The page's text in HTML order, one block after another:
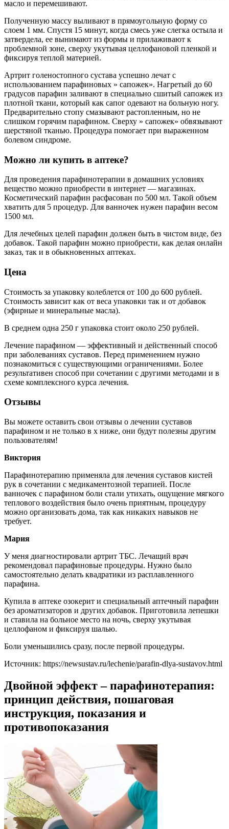
масло и перемешивают.
Полученную массу выливают в прямоугольную форму со
слоем 1 мм. Спустя 15 минут, когда смесь уже слегка остыла и
затвердела, ее вынимают из формы и прилаживают к
проблемной зоне, сверху укутывая целлофановой пленкой и
фиксируя теплой материей.
Артрит голеностопного сустава успешно лечат с
использованием парафиновых » сапожек». Нагретый до 60
градусов парафин заливают в специально сшитый сапожек из
плотной ткани, который как сапог одевают на больную ногу.
Предварительно стопу смазывают растопленным, но не
слишком горячим парафином. Сверху » сапожек» обвязывают
шерстяной тканью. Процедура помогает при выраженном
болевом синдроме.
Можно ли купить в аптеке?
Для проведения парафинотерапии в домашних условиях
вещество можно приобрести в интернет — магазинах.
Косметический парафин расфасован по 500 мл. Такой объем
хватить для 5 процедур. Для ванночек нужен парафин весом
1500 мл.
Для лечебных целей парафин должен быть в чистом виде, без
добавок. Такой парафин можно приобрести, как делая онлайн
заказ, так и в обыкновенных аптеках.
Цена
Стоимость за упаковку колеблется от 100 до 600 рублей.
Стоимость зависит как от веса упаковки так и от добавок
(эфирные и минеральные масла).
В среднем одна 250 г упаковка стоит около 250 рублей.
Лечение парафином — эффективный и действенный способ
при заболеваниях суставов. Перед применением нужно
познакомиться с существующими ограничениями. Более
результативен способ при сочетании с другими методами и в
схеме комплексного курса лечения.
Отзывы
Вы можете оставить свои отзывы о лечении суставов
парафином и не только в х ниже, они будут полезны другим
пользователям!
Виктория
Парафинотерапию применяла для лечения суставов кистей
рук в сочетании с медикаментозной терапией. После
ванночек с парафином боли стали утихать, ощущение мягкого
теплового воздействия было очень приятным, процедуру
можно организовать дома, так как никаких навыков не
требует.
Мария
У меня диагностировали артрит ТБС. Лечащий врач
рекомендовал парафиновые процедуры. Нужно было
самостоятельно делать квадратики из расплавленного
парафина.
Купила в аптеке озокерит и специальный аптечный парафин
без ароматизаторов и других добавок. Приготовила лепешки
и ставила на больное место на ночь, сверху укутывая
целлофаном и фиксируя шалью.
Боли уменьшились сразу, после первой процедуры.
Источник: https://newsustav.ru/lechenie/parafin-dlya-sustavov.html
Двойной эффект – парафинотерапия:
принцип действия, пошаговая
инструкция, показания и
противопоказания